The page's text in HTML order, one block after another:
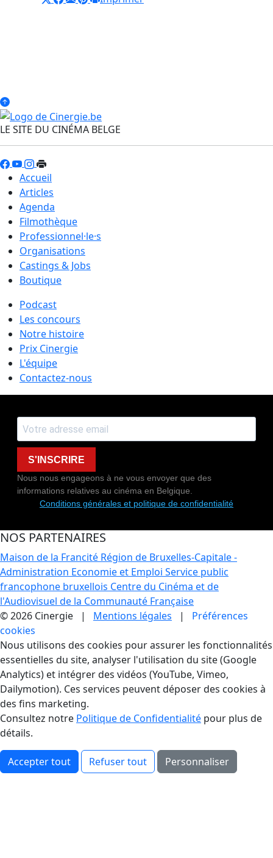
LE SITE DU CINÉMA BELGE
Accueil
Articles
Agenda
Filmothèque
Professionnel·le·s
Organisations
Castings & Jobs
Boutique
Podcast
Les concours
Notre histoire
Prix Cinergie
L'équipe
Contactez-nous
S'INSCRIRE
Nous nous engageons à ne vous envoyer que des
informations relatives au cinéma en Belgique.
Conditions générales et politique de confidentialité
NOS PARTENAIRES
Maison de la Francité Région de Bruxelles-Capitale -
Administration Economie et Emploi Service public
francophone bruxellois Centre du Cinéma et de
l'Audiovisuel de la Communauté Française
© 2026 Cinergie | Mentions légales | Préférences
cookies
Gestion des Cookies
Nous utilisons des cookies pour assurer les fonctionnalités
essentielles du site, analyser l'utilisation du site (Google
Analytics) et intégrer des vidéos (YouTube, Vimeo,
Dailymotion). Ces services peuvent déposer des cookies à
des fins marketing.
Consultez notre Politique de Confidentialité pour plus de
détails.
Accepter tout Refuser tout Personnaliser